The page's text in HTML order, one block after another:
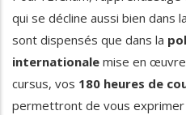
qui se décline aussi bien dans
sont dispensés que dans la
internationale mise en
cursus, vos 180 heures de
permettront de vous exprimer